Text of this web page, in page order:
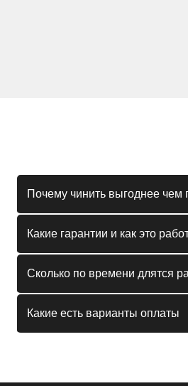
Почему чинить выгоднее чем
Какие гарантии и как это
Сколько по времени длятся
Какие есть варианты оплаты